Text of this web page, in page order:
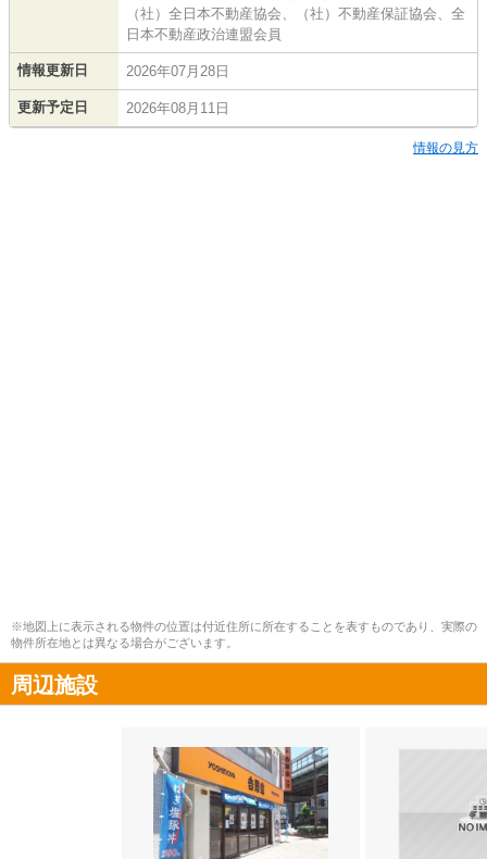
（社）全日本不動産協会、（社）不動産保証協会、全
日本不動産政治連盟会員
情報更新日 2026年07月28日
更新予定日 2026年08月11日
情報の見方
※地図上に表示される物件の位置は付近住所に所在することを表すものであり、実際の
物件所在地とは異なる場合がございます。
周辺施設